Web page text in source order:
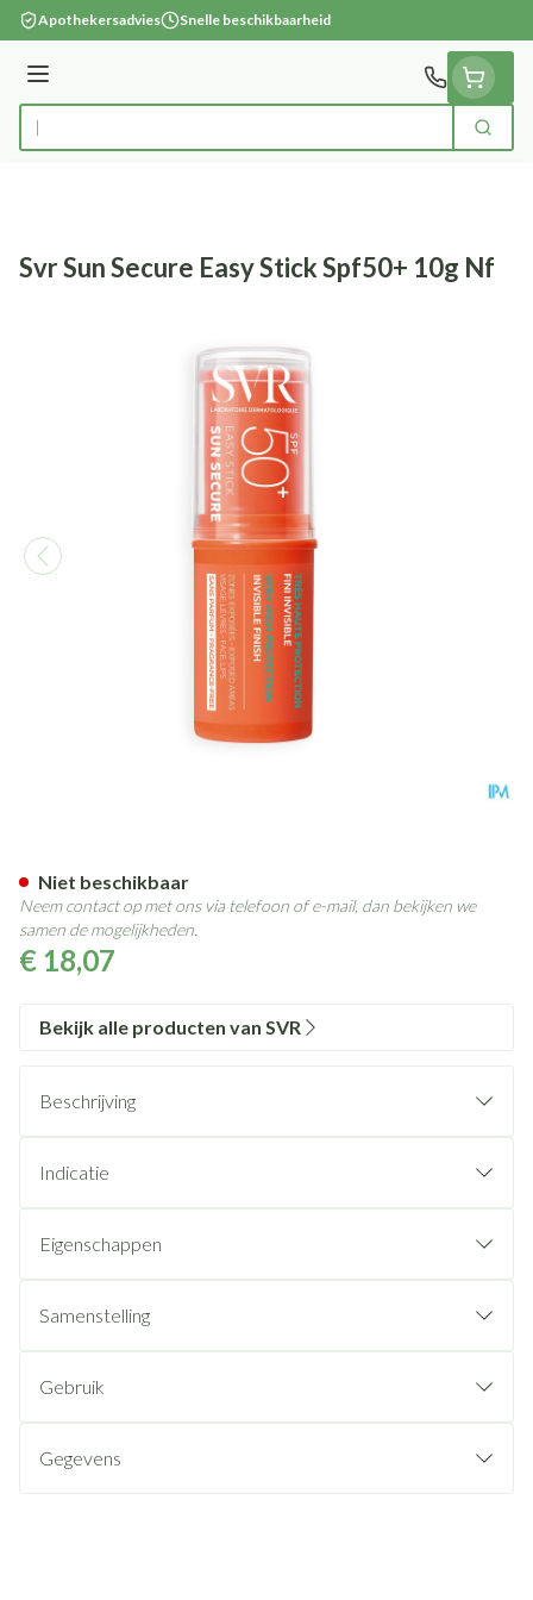
Ga naar de inhoud
Apothekersadvies Snelle beschikbaarheid
Menu
Product, merk, categorie... Zoek
Svr Sun Secure Easy Stick Spf50+ 10g Nf
€ 18,07
Niet beschikbaar
Neem contact op met ons via telefoon of e-mail, dan bekijken we
samen de mogelijkheden.
Bekijk alle producten van SVR
Beschrijving
Indicatie
Eigenschappen
Samenstelling
Gebruik
Gegevens